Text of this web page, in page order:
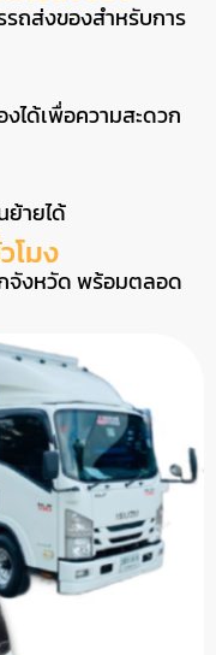
รถส่งของสำหรับการ
ด้เพื่อความสะดวก
ย้ายได้
โมง
จังหวัด พร้อมตลอด